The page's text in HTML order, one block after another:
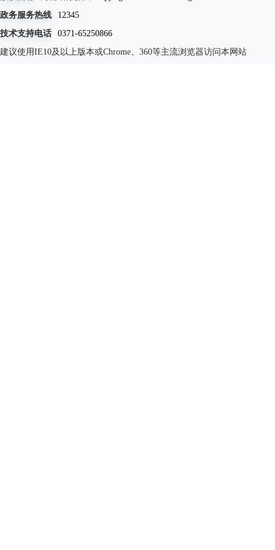
政务服务热线
12345
技术支持电话
0371-65250866
建议使用IE10及以上版本或Chrome、360等主流浏览器访问本网站